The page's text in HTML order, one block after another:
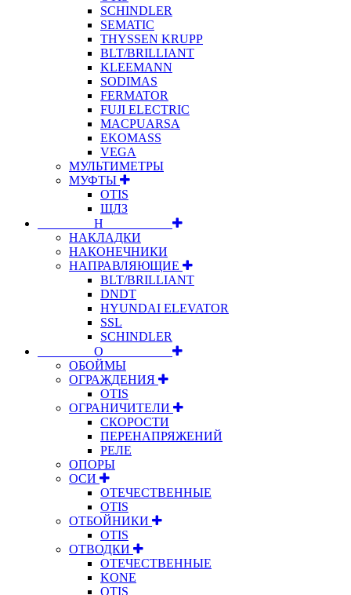
SCHINDLER
SEMATIC
THYSSEN KRUPP
BLT/BRILLIANT
KLEEMANN
SODIMAS
FERMATOR
FUJI ELECTRIC
MACPUARSA
EKOMASS
VEGA
МУЛЬТИМЕТРЫ
МУФТЫ
OTIS
ЩЛЗ
⠀⠀⠀⠀⠀⠀Н⠀⠀⠀⠀⠀⠀⠀
НАКЛАДКИ
НАКОНЕЧНИКИ
НАПРАВЛЯЮЩИЕ
BLT/BRILLIANT
DNDT
HYUNDAI ELEVATOR
SSL
SCHINDLER
⠀⠀⠀⠀⠀⠀О⠀⠀⠀⠀⠀⠀⠀
ОБОЙМЫ
ОГРАЖДЕНИЯ
OTIS
ОГРАНИЧИТЕЛИ
СКОРОСТИ
ПЕРЕНАПРЯЖЕНИЙ
РЕЛЕ
ОПОРЫ
ОСИ
ОТЕЧЕСТВЕННЫЕ
OTIS
ОТБОЙНИКИ
OTIS
ОТВОДКИ
ОТЕЧЕСТВЕННЫЕ
KONE
OTIS